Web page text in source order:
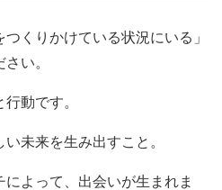
つくりかけている状況にいる」
い。
動です。
未来を生み出すこと。
よって、出会いが生まれま